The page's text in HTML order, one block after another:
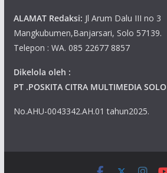
ALAMAT Redaksi: Jl Arum Dalu III no 3
Mangkubumen,Banjarsari, Solo 57139.
Telepon : WA. 085 22677 8857
Dikelola oleh :
PT .POSKITA CITRA MULTIMEDIA SOLO
No.AHU-0043342.AH.01 tahun2025.